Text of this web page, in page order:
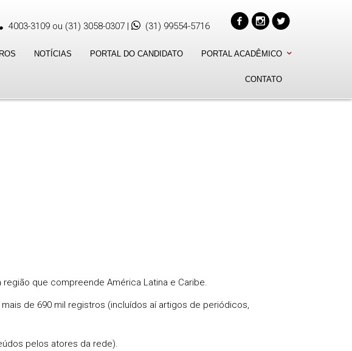
4003-3109 ou (31) 3058-0307 | (31) 99554-5716
NOTÍCIAS PORTAL DO CANDIDATO PORTAL ACADÊMICO
CONTATO
que compreende América Latina e Caribe.
de 690 mil registros (incluídos aí artigos de periódicos,
pelos atores da rede).